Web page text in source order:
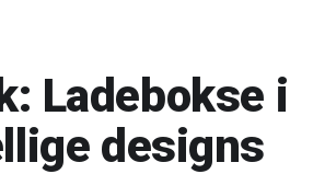
Ladebokse i
designs